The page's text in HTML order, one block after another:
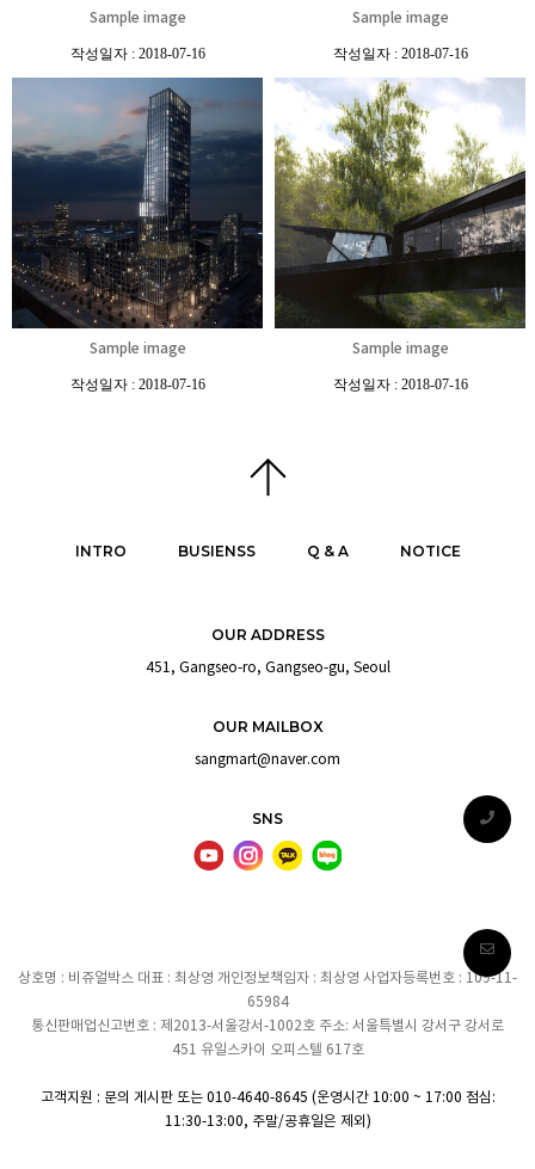
Sample image
작성일자 : 2018-07-16
Sample image
작성일자 : 2018-07-16
Sample image
작성일자 : 2018-07-16
Sample image
작성일자 : 2018-07-16
INTRO BUSIENSS Q & A NOTICE
OUR ADDRESS
451, Gangseo-ro, Gangseo-gu, Seoul
OUR MAILBOX
sangmart@naver.com
SNS
상호명 : 비쥬얼박스 대표 : 최상영 개인정보책임자 : 최상영 사업자등록번호 : 109-11-
65984
통신판매업신고번호 : 제2013-서울강서-1002호 주소: 서울특별시 강서구 강서로
451 유일스카이 오피스텔 617호
고객지원 : 문의 게시판 또는 010-4640-8645 (운영시간 10:00 ~ 17:00 점심:
11:30-13:00, 주말/공휴일은 제외)